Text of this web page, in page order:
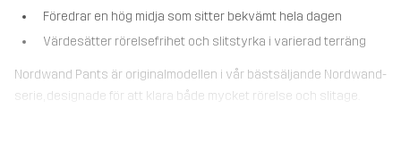
Föredrar en hög midja som sitter bekvämt hela dagen
Värdesätter rörelsefrihet och slitstyrka i varierad terräng
Nordwand Pants är originalmodellen i vår bästsäljande Nordwand-
serie, designade för att klara både mycket rörelse och slitage.